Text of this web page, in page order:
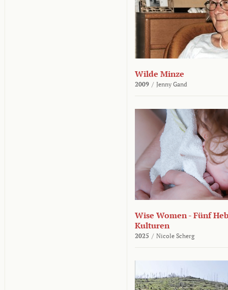
Wilde Minze
2009 / Jenny Gand
Wise Women - Fünf
Kulturen
2025 / Nicole Scherg